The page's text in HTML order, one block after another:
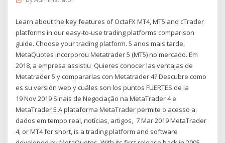
Learn about the key features of OctaFX MT4, MT5 and cTrader
platforms in our easy-to-use trading platforms comparison
guide. Choose your trading platform. 5 anos mais tarde,
MetaQuotes incorporou Metatrader 5 (MT5) no mercado. Em
2018, a empresa assistiu Quieres conocer las ventajas de
Metatrader 5 y compararlas con Metatrader 4? Descubre como
es su versión web y cuáles son los puntos FUERTES de la
19 Nov 2019 Sinais de Negociação na MetaTrader 4 e
MetaTrader 5 A plataforma MetaTrader permite o acesso a:
dados em tempo real, notícias, artigos, 7 Mar 2019 MetaTrader
4, or MT4 for short, is a trading platform and software